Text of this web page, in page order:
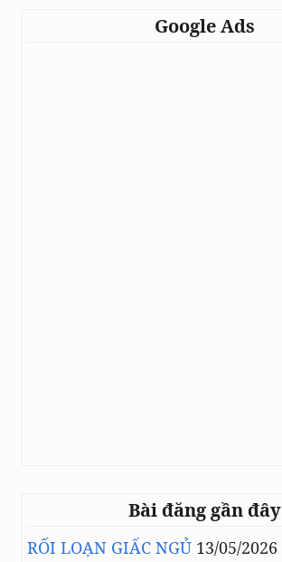
Google Ads
Bài đăng gần đây
RỐI LOẠN GIẤC NGỦ 13/05/2026